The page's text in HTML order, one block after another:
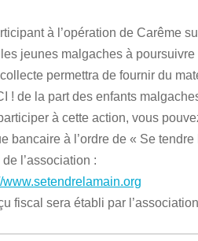
à l’opération de Carême
jeunes malgaches à poursuivre
permettra de fournir du
! de la part des enfants
à cette action, vous
bancaire à l’ordre de « Se
de l’association :
www.setendrelamain.org
fiscal sera établi par